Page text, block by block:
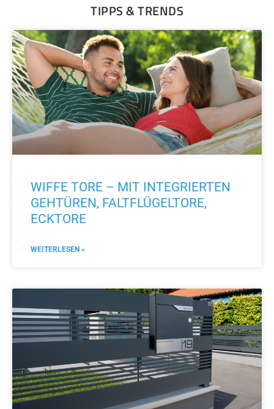
TIPPS & TRENDS
WIFFE TORE – MIT INTEGRIERTEN
GEHTÜREN, FALTFLÜGELTORE,
ECKTORE
WEITERLESEN »